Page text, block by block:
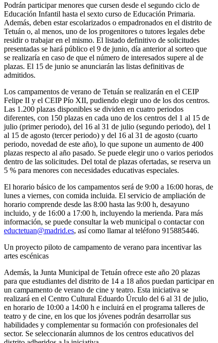
Podrán participar menores que cursen desde el segundo ciclo de
Educación Infantil hasta el sexto curso de Educación Primaria.
Además, deben estar escolarizados o empadronados en el distrito de
Tetuán o, al menos, uno de los progenitores o tutores legales debe
residir o trabajar en el mismo. El listado definitivo de solicitudes
presentadas se hará público el 9 de junio, día anterior al sorteo que
se realizaría en caso de que el número de interesados supere al de
plazas. El 15 de junio se anunciarán las listas definitivas de
admitidos.
Los campamentos de verano de Tetuán se realizarán en el CEIP
Felipe II y el CEIP Pío XII, pudiendo elegir uno de los dos centros.
Las 1.200 plazas disponibles se dividen en cuatro periodos
diferentes, con 150 plazas en cada uno de los centros del 1 al 15 de
julio (primer periodo), del 16 al 31 de julio (segundo periodo), del 1
al 15 de agosto (tercer periodo) y del 16 al 31 de agosto (cuarto
periodo, novedad de este año), lo que supone un aumento de 400
plazas respecto al año pasado. Se puede elegir uno o varios periodos
dentro de las solicitudes. Del total de plazas ofertadas, se reserva un
5 % para menores con necesidades educativas especiales.
El horario básico de los campamentos será de 9:00 a 16:00 horas, de
lunes a viernes, con comida incluida. El servicio de ampliación de
horario comprende desde las 8:00 hasta las 9:00 h, desayuno
incluido, y de 16:00 a 17:00 h, incluyendo la merienda. Para más
información, se puede consultar la web municipal o contactar con
eductetuan@madrid.es, así como llamar al teléfono 915885446.
Un proyecto piloto de campamento de verano para incentivar las
artes escénicas
Además, la Junta Municipal de Tetuán ofrece este año 20 plazas
para que estudiantes del distrito de 14 a 18 años puedan participar en
un campamento de verano de cine y teatro. Esta iniciativa se
realizará en el Centro Cultural Eduardo Úrculo del 6 al 31 de julio,
en horario de 10:00 a 14:00 h e incluirá en el programa talleres de
teatro y de cine, en los que los jóvenes podrán desarrollar sus
habilidades y complementar su formación con profesionales del
sector. Se seleccionarán alumnos de los centros educativos del